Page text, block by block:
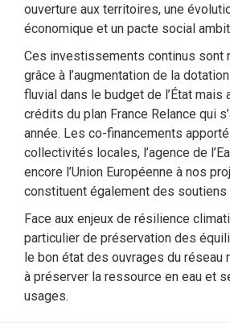
ouverture aux territoires, une
économique et un pacte social
Ces investissements continus sont
grâce à l’augmentation de la
fluvial dans le budget de l’État mais
crédits du plan France Relance qui
année. Les co-financements
collectivités locales, l’agence de
encore l’Union Européenne à nos
constituent également des soutiens
Face aux enjeux de résilience
particulier de préservation des
le bon état des ouvrages du réseau
à préserver la ressource en eau et
usages.